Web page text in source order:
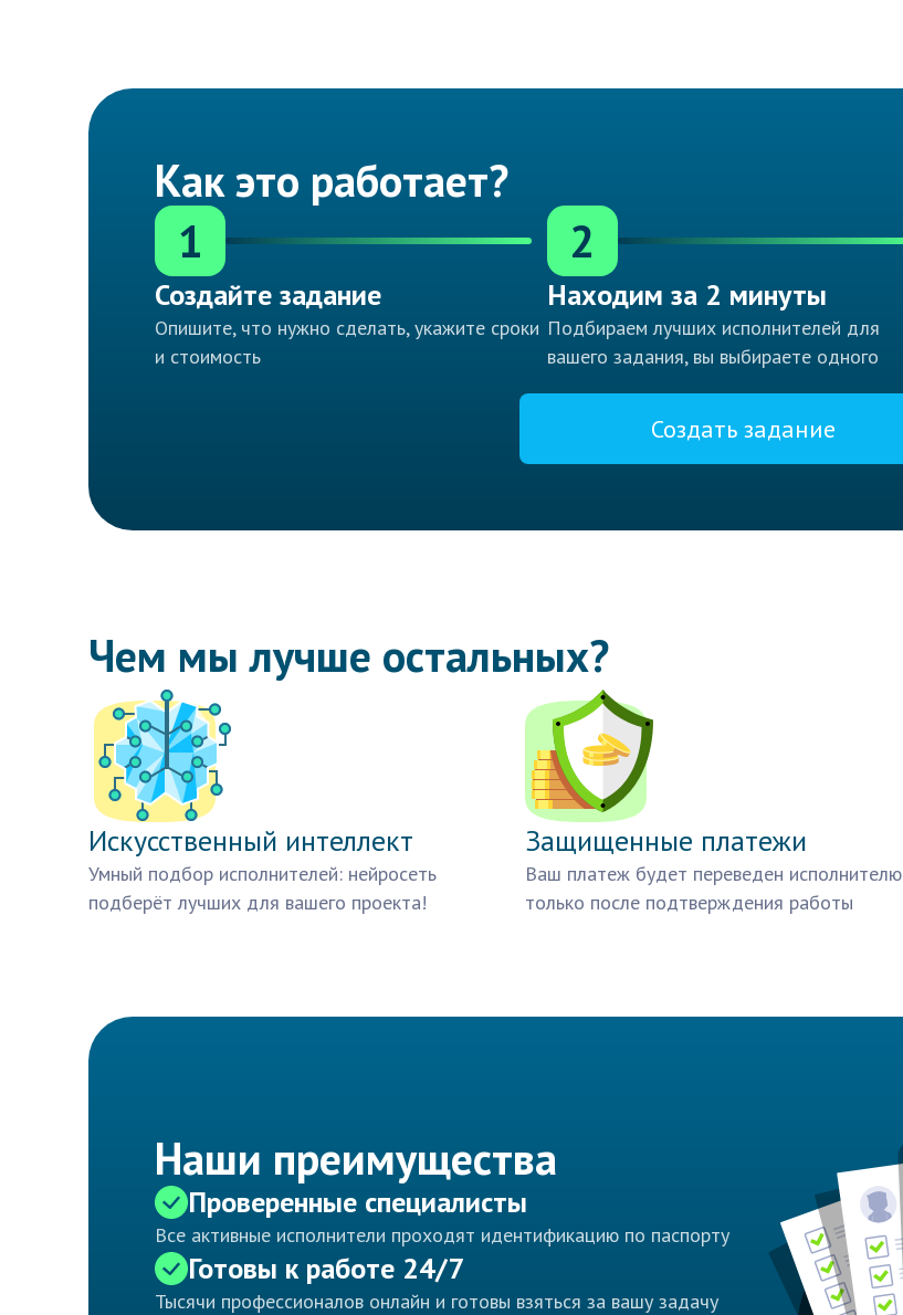
Как это работает?
1
Создайте задание
Опишите, что нужно сделать, укажите сроки
и стоимость
2
Находим за 2 минуты
Подбираем лучших исполнителей для
вашего задания, вы выбираете одного
Создать задание
Чем мы лучше остальных?
Искусственный интеллект
Умный подбор исполнителей: нейросеть
подберёт лучших для вашего проекта!
Защищенные платежи
Ваш платеж будет переведен исполнителю
только после подтверждения работы
Наши преимущества
Проверенные специалисты
Все активные исполнители проходят идентификацию по паспорту
Готовы к работе 24/7
Тысячи профессионалов онлайн и готовы взяться за вашу задачу